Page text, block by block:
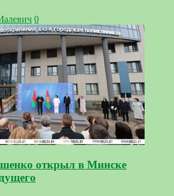
0
открыл в Минске